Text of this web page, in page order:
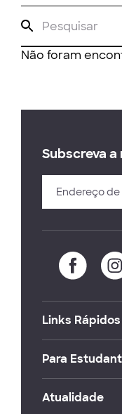
Não foram
Subscreva
Links Rápidos
Para
Atualidade